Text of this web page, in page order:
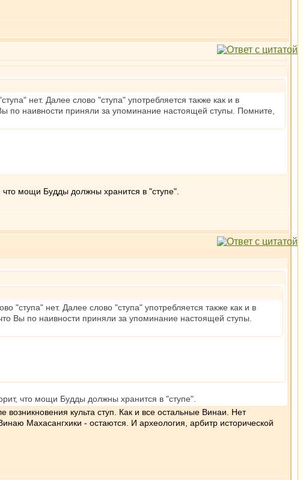
нет. Далее слово "ступа" употребляется также как и в
по наивности приняли за упоминание настоящей ступы. Помните,
что мощи Будды должны хранится в "ступе".
"ступа" нет. Далее слово "ступа" употребляется также как и в
Вы по наивности приняли за упоминание настоящей ступы.
что мощи Будды должны хранится в "ступе".
культа ступ. Как и все остальные Винаи. Нет
Махасангхики - остаются. И археология, арбитр исторической